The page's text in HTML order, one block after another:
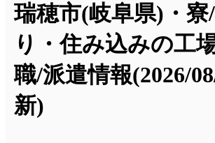
瑞穂市(岐阜県)・寮
り・住み込みの工
職/派遣情報(2026/
新)